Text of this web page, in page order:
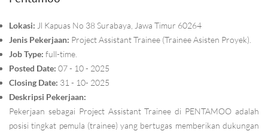
Lokasi: Jl Kapuas No 38 Surabaya, Jawa Timur 60264
Jenis Pekerjaan: Project Assistant Trainee (Trainee Asisten Proyek).
Job Type: full-time.
Posted Date: 07 - 10 - 2025
Closing Date: 31 - 10- 2025
Deskripsi Pekerjaan:
Pekerjaan sebagai Project Assistant Trainee di PENTAMOO adalah
posisi tingkat pemula (trainee) yang bertugas memberikan dukungan